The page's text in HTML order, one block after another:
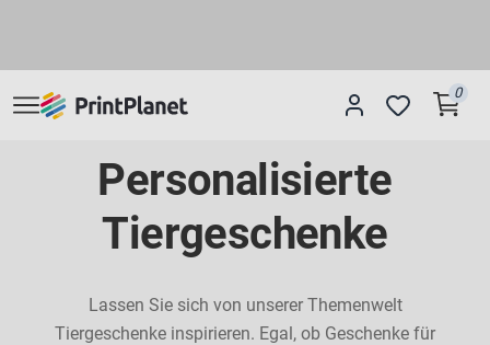
0
Personalisierte
Tiergeschenke
Lassen Sie sich von unserer Themenwelt
Tiergeschenke inspirieren. Egal, ob Geschenke für